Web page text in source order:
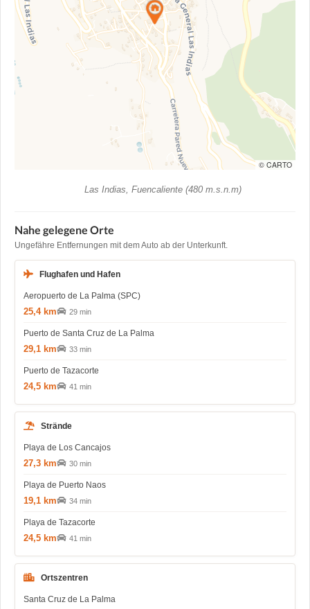
© CARTO
Las Indias, Fuencaliente (480 m.s.n.m)
Nahe gelegene Orte
Ungefähre Entfernungen mit dem Auto ab der Unterkunft.
Flughafen und Hafen
Aeropuerto de La Palma (SPC)
25,4 km 29 min
Puerto de Santa Cruz de La Palma
29,1 km 33 min
Puerto de Tazacorte
24,5 km 41 min
Strände
Playa de Los Cancajos
27,3 km 30 min
Playa de Puerto Naos
19,1 km 34 min
Playa de Tazacorte
24,5 km 41 min
Ortszentren
Santa Cruz de La Palma